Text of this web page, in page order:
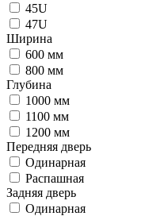
45U
47U
Ширина
600 мм
800 мм
Глубина
1000 мм
1100 мм
1200 мм
Передняя дверь
Одинарная
Распашная
Задняя дверь
Одинарная